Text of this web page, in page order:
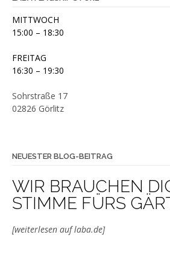
MITTWOCH
15:00 – 18:30
FREITAG
16:30 – 19:30
Sohrstraße 17
02826 Görlitz
NEUESTER BLOG-BEITRAG
WIR BRAUCHEN
STIMME FÜRS
[weiterlesen auf laba.de]